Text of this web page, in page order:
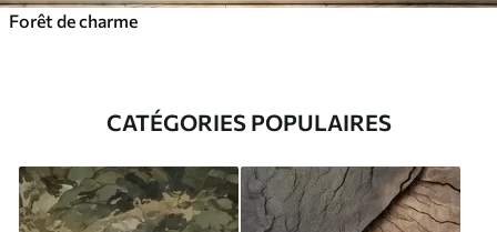
Forêt de charme
CATÉGORIES POPULAIRES